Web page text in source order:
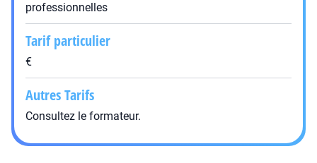
professionnelles
Tarif particulier
€
Autres Tarifs
Consultez le formateur.